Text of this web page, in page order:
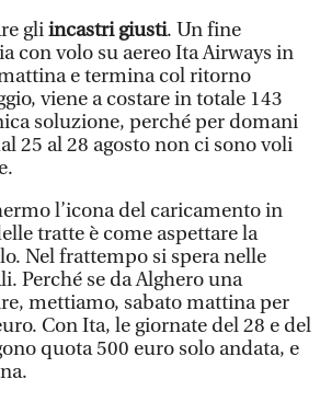
gliincastri giusti. Un fine
con volo su aereo Ita Airways in
e termina col ritorno
viene a costare in totale 143
soluzione, perché per domani
25 al 28 agosto non ci sono voli
l’icona del caricamento in
tratte è come aspettare la
Nel frattempo si spera nelle
Perché se da Alghero una
mettiamo, sabato mattina per
Con Ita, le giornate del 28 e del
quota 500 euro solo andata, e